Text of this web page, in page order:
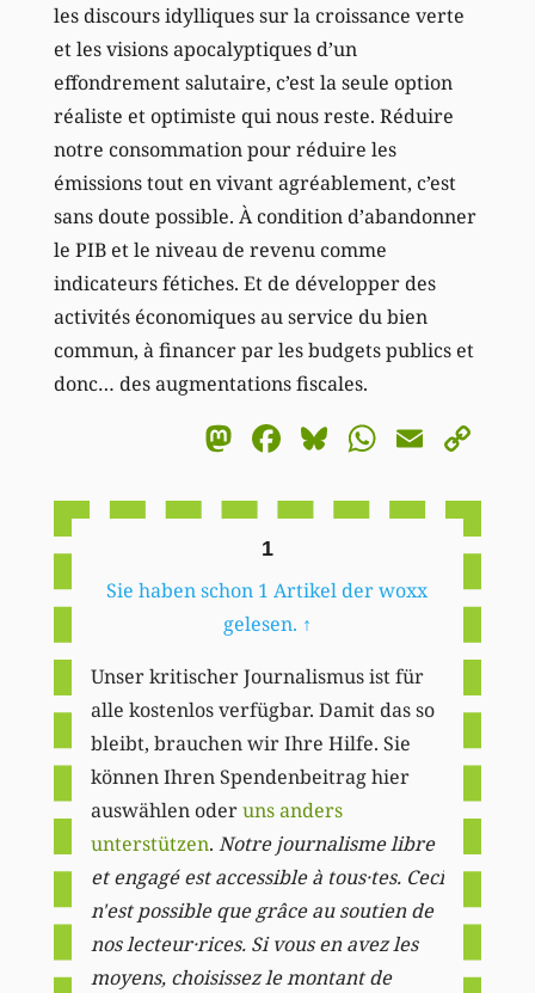
les discours idylliques sur la croissance verte
et les visions apocalyptiques d’un
effondrement salutaire, c’est la seule option
réaliste et optimiste qui nous reste. Réduire
notre consommation pour réduire les
émissions tout en vivant agréablement, c’est
sans doute possible. À condition d’abandonner
le PIB et le niveau de revenu comme
indicateurs fétiches. Et de développer des
activités économiques au service du bien
commun, à financer par les budgets publics et
donc… des augmentations fiscales.
Mastodon
Facebook
BlueskyEmail
1
Sie haben schon 1 Artikel der woxx
gelesen. ↑
Unser kritischer Journalismus ist für
alle kostenlos verfügbar. Damit das so
bleibt, brauchen wir Ihre Hilfe. Sie
können Ihren Spendenbeitrag hier
auswählen oderuns anders
unterstützen. Notre journalisme libre
et engagé est accessible à tous·tes. Ceci
n'est possible que grâce au soutien de
nos lecteur·rices. Si vous en avez les
moyens, choisissez le montant de